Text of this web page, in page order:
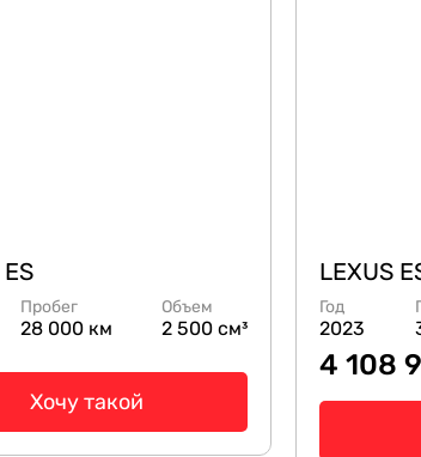
Пробег
28 000 км
Объем
2 500 см³
Хочу такой
LEXUS
Год
2023
4 108